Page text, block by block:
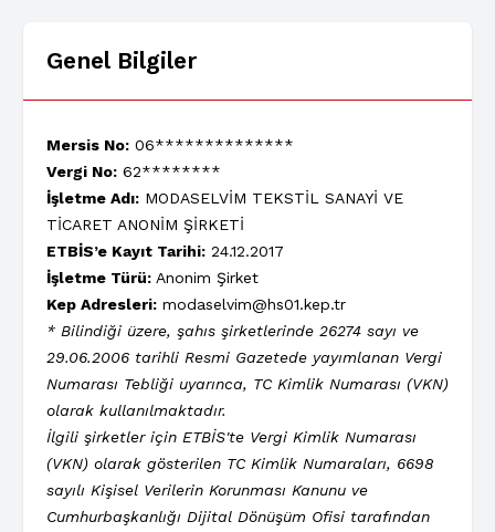
Genel Bilgiler
Mersis No: 06**************
Vergi No: 62********
İşletme Adı: MODASELVİM TEKSTİL SANAYİ VE
TİCARET ANONİM ŞİRKETİ
ETBİS’e Kayıt Tarihi: 24.12.2017
İşletme Türü: Anonim Şirket
Kep Adresleri: modaselvim@hs01.kep.tr
* Bilindiği üzere, şahıs şirketlerinde 26274 sayı ve
29.06.2006 tarihli Resmi Gazetede yayımlanan Vergi
Numarası Tebliği uyarınca, TC Kimlik Numarası (VKN)
olarak kullanılmaktadır.
İlgili şirketler için ETBİS'te Vergi Kimlik Numarası
(VKN) olarak gösterilen TC Kimlik Numaraları, 6698
sayılı Kişisel Verilerin Korunması Kanunu ve
Cumhurbaşkanlığı Dijital Dönüşüm Ofisi tarafından